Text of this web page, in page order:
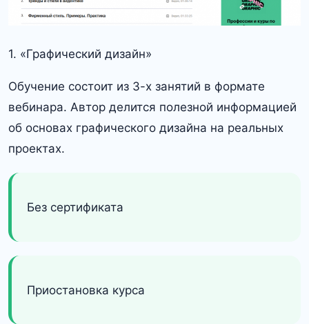
1. «Графический дизайн»
Обучение состоит из 3-х занятий в формате
вебинара. Автор делится полезной информацией
об основах графического дизайна на реальных
проектах.
Без сертификата
Приостановка курса